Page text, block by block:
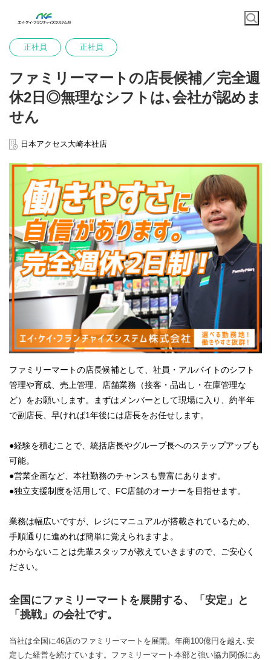
正社員 正社員
ファミリーマートの店長候補／完全週
休2日◎無理なシフトは､会社が認めま
せん
日本アクセス大崎本社店
ファミリーマートの店長候補として、社員・アルバイトのシフト
管理や育成、売上管理、店舗業務（接客・品出し・在庫管理な
ど）をお願いします。まずはメンバーとして現場に入り、約半年
で副店長、早ければ1年後には店長をお任せします。
●経験を積むことで、統括店長やグループ長へのステップアップも
可能。
●営業企画など、本社勤務のチャンスも豊富にあります。
●独立支援制度を活用して、FC店舗のオーナーを目指せます。
業務は幅広いですが、レジにマニュアルが搭載されているため、
手順通りに進めれば簡単に覚えられますよ。
わからないことは先輩スタッフが教えていきますので、ご安心く
ださい。
全国にファミリーマートを展開する、「安定」と
「挑戦」の会社です。
当社は全国に46店のファミリーマートを展開。年商100億円を越え､安
定した経営を続けています。ファミリーマート本部と強い協力関係にあ